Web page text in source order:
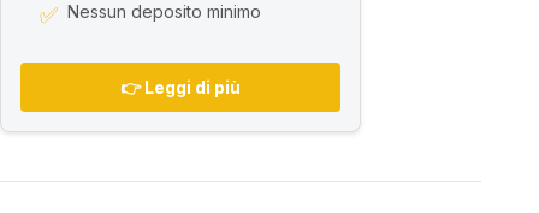
✅ Nessun deposito minimo
👉 Leggi di più